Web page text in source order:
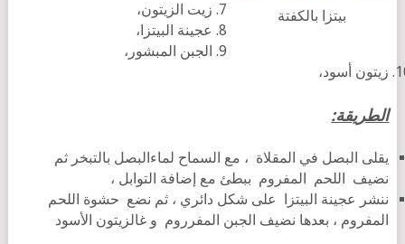
بيتزا بالكفتة
زيت الزيتون،
عجينة البيتزا،
الجبن المبشور،
زيتون أسود،
الطريقة:
يقلى البصل في المقلاة ، مع السماح لماءالبصل بالتبخر ثم
نضيف اللحم المفروم ببطئ مع إضافة التوابل ،
ننشر عجينة البيتزا على شكل دائري ، ثم نضع حشوة اللحم
المفروم ، بعدها نضيف الجبن المفرروم و غالزيتون الأسود